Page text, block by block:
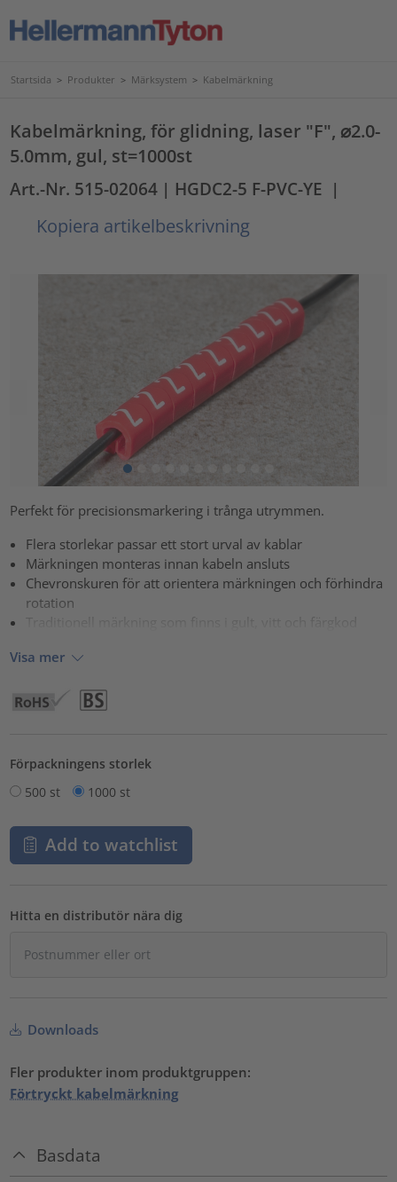
Startsida > Produkter > Märksystem > Kabelmärkning
Kabelmärkning, för glidning, laser "F", ⌀2.0-
5.0mm, gul, st=1000st
Art.-Nr. 515-02064 | HGDC2-5 F-PVC-YE |
Kopiera artikelbeskrivning
Perfekt för precisionsmarkering i trånga utrymmen.
Flera storlekar passar ett stort urval av kablar
Märkningen monteras innan kabeln ansluts
Chevronskuren för att orientera märkningen och förhindra
rotation
Traditionell märkning som finns i gult, vitt och färgkod
Visa mer
Förpackningens storlek
500 st
1000 st
Add to watchlist
Hitta en distributör nära dig
Downloads
Fler produkter inom produktgruppen:
Förtryckt kabelmärkning
Basdata